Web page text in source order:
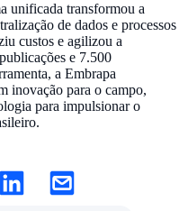
unificada transformou a
de dados e processos
custos e agilizou a
e 7.500
a Embrapa
inovação para o campo,
para impulsionar o